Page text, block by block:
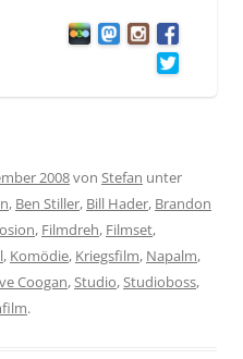
2008von Stefan unter
, Ben Stiller, Bill Hader, Brandon
, Filmdreh, Filmset,
, Komödie, Kriegsfilm, Napalm,
Coogan,Studio,Studioboss,
.